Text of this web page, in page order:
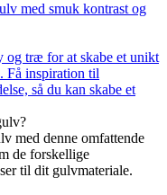
med smuk kontrast og
og træ for at skabe et unikt
Få inspiration til
så du kan skabe et
med denne omfattende
de forskellige
til dit gulvmateriale.